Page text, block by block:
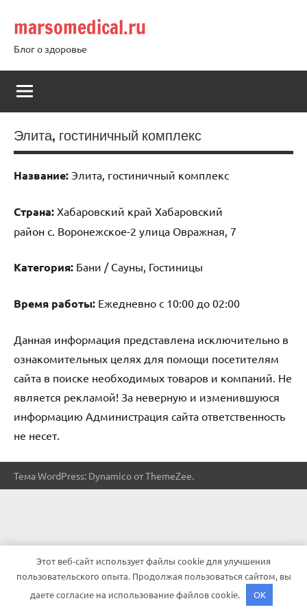
содержимому
marsomedical.ru
Блог о здоровье
Элита, гостиничный комплекс
Название: Элита, гостиничный комплекс
Страна: Хабаровский край Хабаровский
район с. Воронежское-2 улица Овражная, 7
Категория: Бани / Сауны, Гостиницы
Время работы: Ежедневно с 10:00 до 02:00
Данная информация представлена исключительно в
ознакомительных целях для помощи посетителям
сайта в поиске необходимых товаров и компаний. Не
является рекламой! За неверную и изменившуюся
информацию Администрация сайта ответственность
не несет.
Тема WordPress: Dynamico от ThemeZee.
Этот веб-сайт использует файлы cookie для улучшения
пользовательского опыта. Продолжая пользоваться сайтом, вы
даете согласие на использование файлов cookie.
OK